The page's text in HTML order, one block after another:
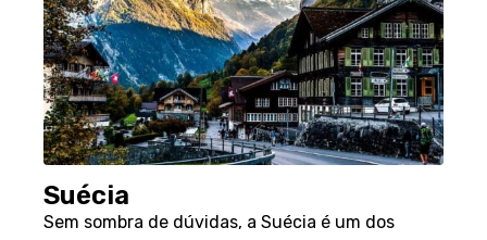
Suécia
Sem sombra de dúvidas, a Suécia é um dos